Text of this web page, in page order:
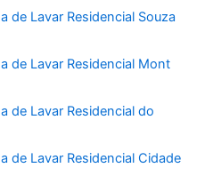
de Lavar Residencial Souza
de Lavar Residencial Mont
de Lavar Residencial do
de Lavar Residencial Cidade